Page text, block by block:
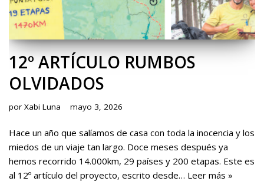
12º ARTÍCULO RUMBOS
OLVIDADOS
por Xabi Luna mayo 3, 2026
Hace un año que salíamos de casa con toda la inocencia y los
miedos de un viaje tan largo. Doce meses después ya
hemos recorrido 14.000km, 29 países y 200 etapas. Este es
al 12º artículo del proyecto, escrito desde… Leer más »